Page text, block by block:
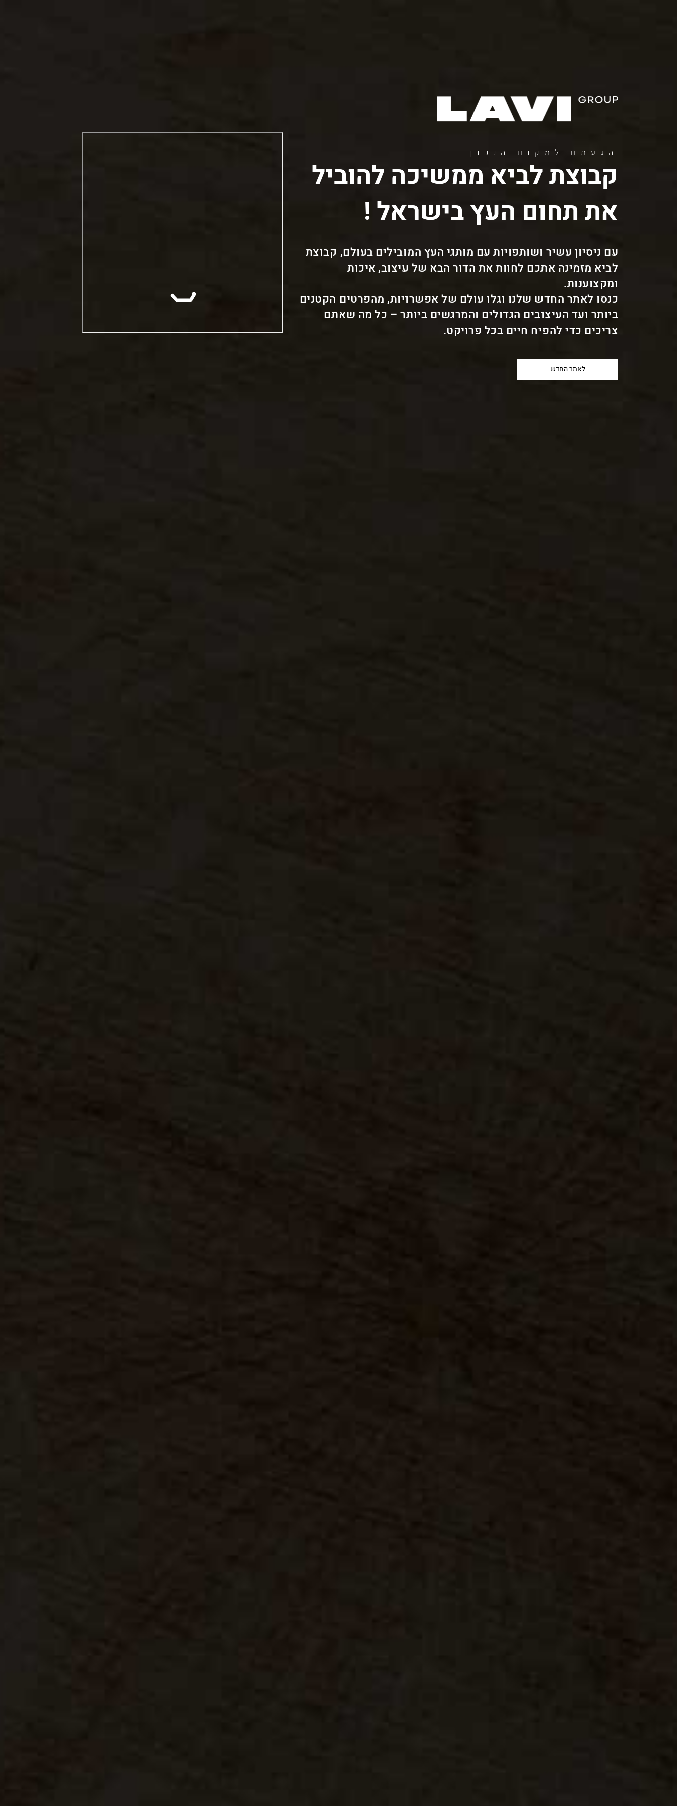
הגעתם למקום הנכון
קבוצת לביא ממשיכה להוביל
את תחום העץ בישראל !
עם ניסיון עשיר ושותפויות עם מותגי העץ המובילים בעולם, קבוצת
לביא מזמינה אתכם לחוות את הדור הבא של עיצוב, איכות
ומקצוענות.
כנסו לאתר החדש שלנו וגלו עולם של אפשרויות, מהפרטים הקטנים
ביותר ועד העיצובים הגדולים והמרגשים ביותר – כל מה שאתם
צריכים כדי להפיח חיים בכל פרויקט.
לאתר החדש